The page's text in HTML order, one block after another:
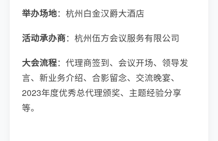
举办场地：杭州白金汉爵大酒店
活动承办商：杭州伍方会议服务有限公司
大会流程：代理商签到、会议开场、领导发
言、新业务介绍、合影留念、交流晚宴、
2023年度优秀总代理颁奖、主题经验分享
等。